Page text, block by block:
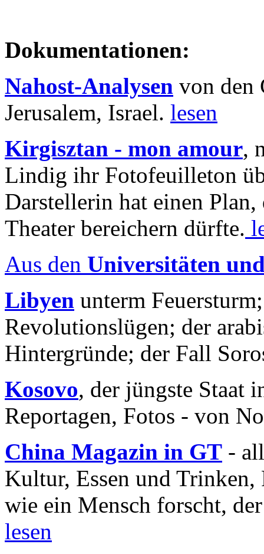
Dokumentationen:
Nahost-Analysen von den
Jerusalem, Israel. lesen
Kirgisztan - mon amour,
Lindig ihr Fotofeuilleton
Darstellerin hat einen Plan,
Theater bereichern dürfte.
Aus den Universitäten
Libyen unterm
Revolutionslügen; der
Hintergründe; der Fall
Kosovo, der jüngste Staat
Reportagen, Fotos - von
China Magazin in GT -
Kultur, Essen und
wie ein Mensch forscht,
lesen